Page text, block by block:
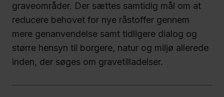
graveområder. Der sættes samtidig mål om at
reducere behovet for nye råstoffer gennem
mere genanvendelse samt tidligere dialog og
større hensyn til borgere, natur og miljø allerede
inden, der søges om gravetilladelser.